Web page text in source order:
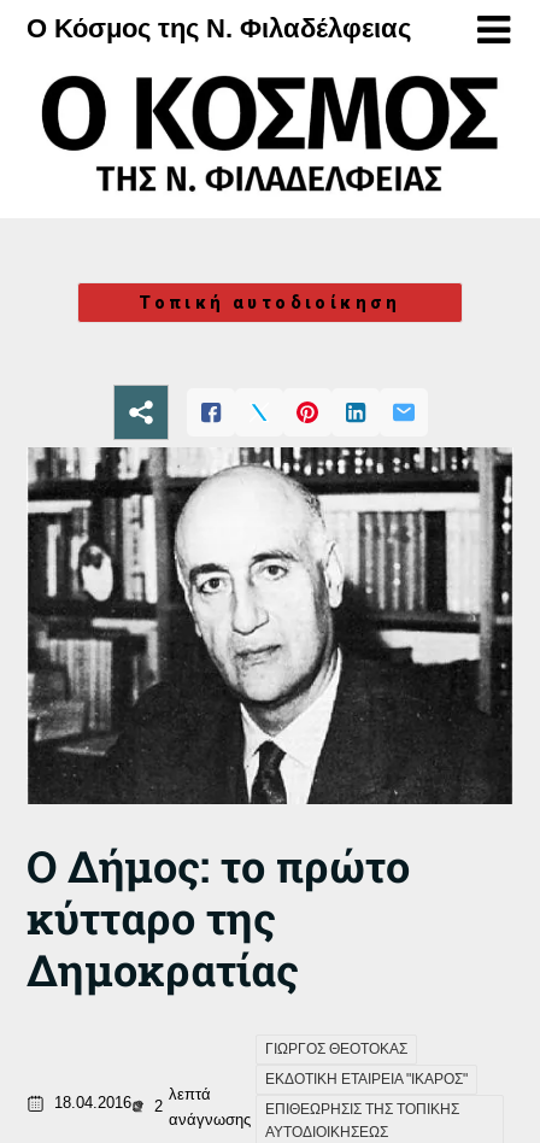
Μετάβαση
περιεχόμενο
Ο Κόσμος της Ν. Φιλαδέλφειας
Τοπική αυτοδιοίκηση
Ο Δήμος: το πρώτο
κύτταρο της
Δημοκρατίας
18.04.2016 2
λεπτά
ανάγνωσης
ΓΙΩΡΓΟΣ ΘΕΟΤΟΚΑΣ
ΕΚΔΟΤΙΚΗ ΕΤΑΙΡΕΙΑ "ΙΚΑΡΟΣ"
ΕΠΙΘΕΩΡΗΣΙΣ ΤΗΣ ΤΟΠΙΚΗΣ
ΑΥΤΟΔΙΟΙΚΗΣΕΩΣ